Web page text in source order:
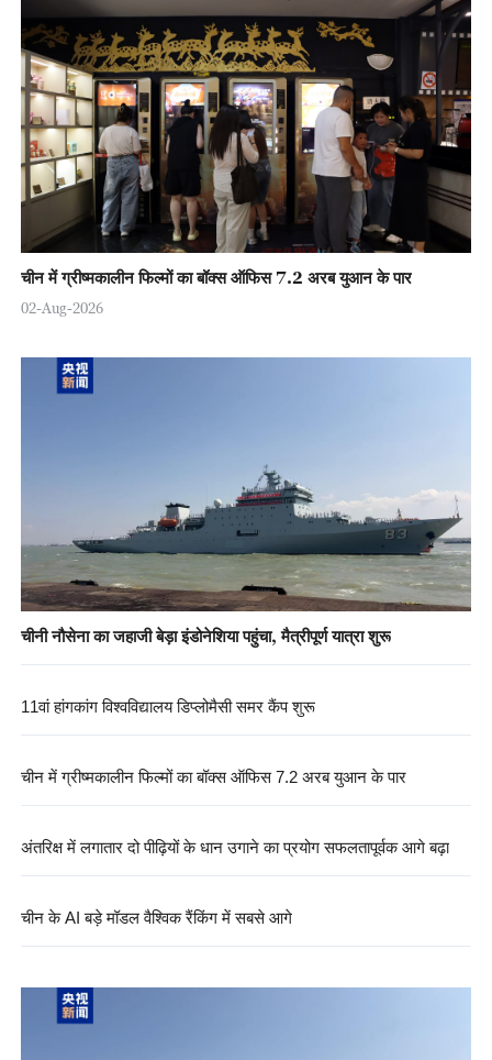
चीन में ग्रीष्मकालीन फिल्मों का बॉक्स ऑफिस 7.2 अरब युआन के पार
02-Aug-2026
चीनी नौसेना का जहाजी बेड़ा इंडोनेशिया पहुंचा, मैत्रीपूर्ण यात्रा शुरू
11वां हांगकांग विश्वविद्यालय डिप्लोमैसी समर कैंप शुरू
चीन में ग्रीष्मकालीन फिल्मों का बॉक्स ऑफिस 7.2 अरब युआन के पार
अंतरिक्ष में लगातार दो पीढ़ियों के धान उगाने का प्रयोग सफलतापूर्वक आगे बढ़ा
चीन के AI बड़े मॉडल वैश्विक रैंकिंग में सबसे आगे